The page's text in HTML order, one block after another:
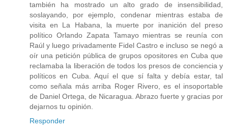
también ha mostrado un alto grado de insensibilidad,
soslayando, por ejemplo, condenar mientras estaba de
visita en La Habana, la muerte por inanición del preso
político Orlando Zapata Tamayo mientras se reunía con
Raúl y luego privadamente Fidel Castro e incluso se negó a
oír una petición pública de grupos opositores en Cuba que
reclamaba la liberación de todos los presos de conciencia y
políticos en Cuba. Aquí el que sí falta y debía estar, tal
como señala más arriba Roger Rivero, es el insoportable
de Daniel Ortega, de Nicaragua. Abrazo fuerte y gracias por
dejarnos tu opinión.
Responder